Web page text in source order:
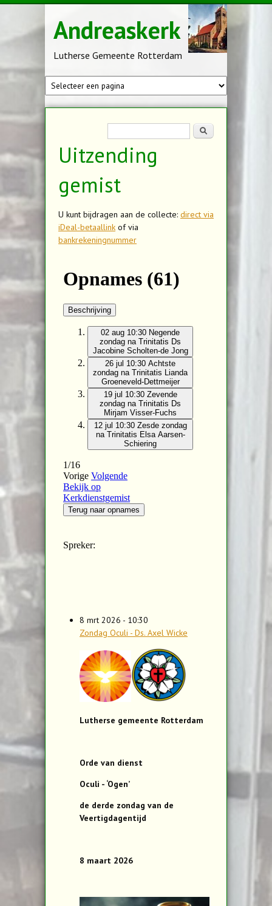
Andreaskerk
Lutherse Gemeente Rotterdam
Zoeken
Uitzending
gemist
U kunt bijdragen aan de collecte: direct via
iDeal-betaallink of via
bankrekeningnummer
8 mrt 2026 - 10:30
Zondag Oculi - Ds. Axel Wicke
Lutherse gemeente Rotterdam
Orde van dienst
Oculi - ‘Ogen’
de derde zondag van de
Veertigdagentijd
8 maart 2026